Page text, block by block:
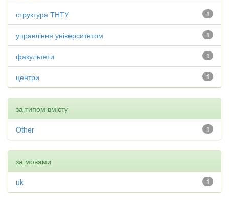
1
структура ТНТУ
1
управління університетом
1
факультети
1
центри
за типом вмісту
1
Other
за мовами
1
uk